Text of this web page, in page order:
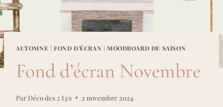
AUTOMNE | FOND D'ÉCRAN | MOODBOARD DE SAISON
Fond d’écran Novembre
Par Déco des 2 Lys 2 novembre 2024